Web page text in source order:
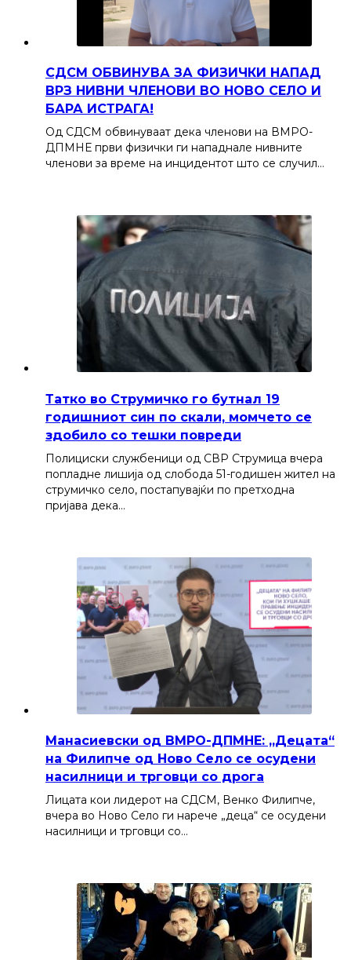
СДСМ ОБВИНУВА ЗА ФИЗИЧКИ НАПАД
ВРЗ НИВНИ ЧЛЕНОВИ ВО НОВО СЕЛО И
БАРА ИСТРАГА!
Од СДСМ обвинуваат дека членови на ВМРО-
ДПМНЕ први физички ги нападнале нивните
членови за време на инцидентот што се случил…
Татко во Струмичко го бутнал 19
годишниот син по скали, момчето се
здобило со тешки повреди
Полициски службеници од СВР Струмица вчера
попладне лишија од слобода 51-годишен жител на
струмичко село, постапувајќи по претходна
пријава дека…
Манасиевски од ВМРО-ДПМНЕ: „Децата“
на Филипче од Ново Село се осудени
насилници и трговци со дрога
Лицата кои лидерот на СДСМ, Венко Филипче,
вчера во Ново Село ги нарече „деца“ се осудени
насилници и трговци со…